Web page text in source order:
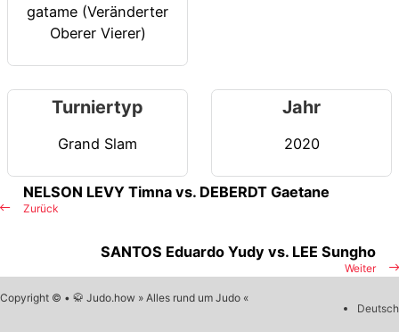
gatame (Veränderter
Oberer Vierer)
Turniertyp
Grand Slam
Jahr
2020
Zurück
NELSON LEVY Timna vs. DEBERDT Gaetane
Weiter
SANTOS Eduardo Yudy vs. LEE Sungho
Copyright © • 🥋 Judo.how » Alles rund um Judo «
Deutsch